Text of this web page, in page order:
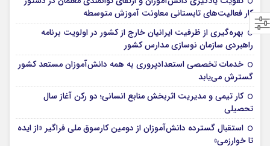
کار فعالیت‌های تابستانی معاونت آموزش متوسطه
بهره‌گیری از ظرفیت ایرانیان خارج از کشور در اولویت برنامه
راهبردی سازمان نوسازی مدارس کشور
خدمات تخصصی استعدادپروری به همه دانش‌آموزان مستعد کشور
گسترش می‌یابد
کار تیمی و مدیریت اثربخش منابع انسانی؛ دو رکن آغاز سال
تحصیلی
استقبال گسترده دانش‌آموزان از دومین کارسوق ملی فراگیر «از ایده
تا خوارزمی»